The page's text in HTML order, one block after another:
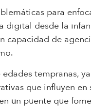
para
digital desde la
capacidad de
tempranas,
que influyen en
un puente que